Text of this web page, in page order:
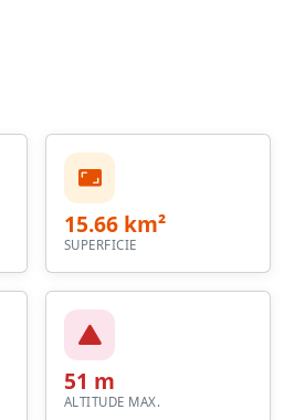
15.66 km²
SUPERFICIE
51 m
ALTITUDE MAX.